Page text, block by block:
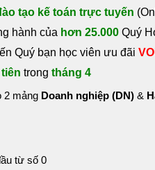
tạo kế toán trực tuyến
hành của hơn 25.000 Quý
Quý bạn học viên ưu đãi
trong tháng 4
2 mảng Doanh nghiệp (DN) &
từ số 0